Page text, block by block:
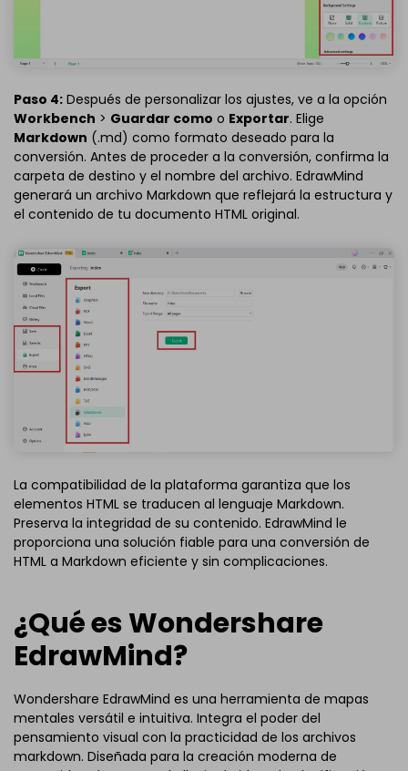
Paso 4: Después de personalizar los ajustes, ve a la opción
Workbench > Guardar como o Exportar. Elige
Markdown (.md) como formato deseado para la
conversión. Antes de proceder a la conversión, confirma la
carpeta de destino y el nombre del archivo. EdrawMind
generará un archivo Markdown que reflejará la estructura y
el contenido de tu documento HTML original.
La compatibilidad de la plataforma garantiza que los
elementos HTML se traducen al lenguaje Markdown.
Preserva la integridad de su contenido. EdrawMind le
proporciona una solución fiable para una conversión de
HTML a Markdown eficiente y sin complicaciones.
¿Qué es Wondershare
EdrawMind?
Wondershare EdrawMind es una herramienta de mapas
mentales versátil e intuitiva. Integra el poder del
pensamiento visual con la practicidad de los archivos
markdown. Diseñada para la creación moderna de